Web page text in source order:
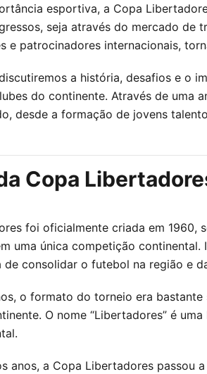
esportiva, a Copa
seja através do mercado de
e patrocinadores internacionais,
a história, desafios e o
do continente. Através de uma
desde a formação de jovens
Copa
foi oficialmente criada em 1960,
uma única competição
de consolidar o futebol na região e
o formato do torneio era
O nome “Libertadores” é
anos, a Copa Libertadores passou